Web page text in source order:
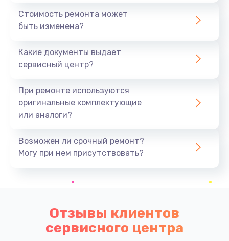
Стоимость ремонта может
быть изменена?
Какие документы выдает
сервисный центр?
При ремонте используются
оригинальные комплектующие
или аналоги?
Возможен ли срочный ремонт?
Могу при нем присутствовать?
Отзывы клиентов
сервисного центра